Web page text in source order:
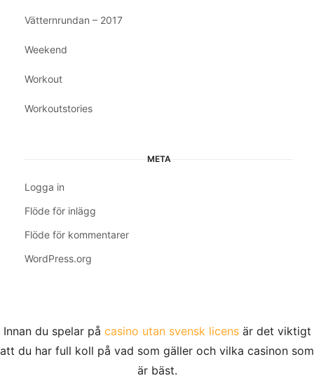
Vätternrundan – 2017
Weekend
Workout
Workoutstories
META
Logga in
Flöde för inlägg
Flöde för kommentarer
WordPress.org
Innan du spelar på casino utan svensk licensär det viktigt
att du har full koll på vad som gäller och vilka casinon som
är bäst.